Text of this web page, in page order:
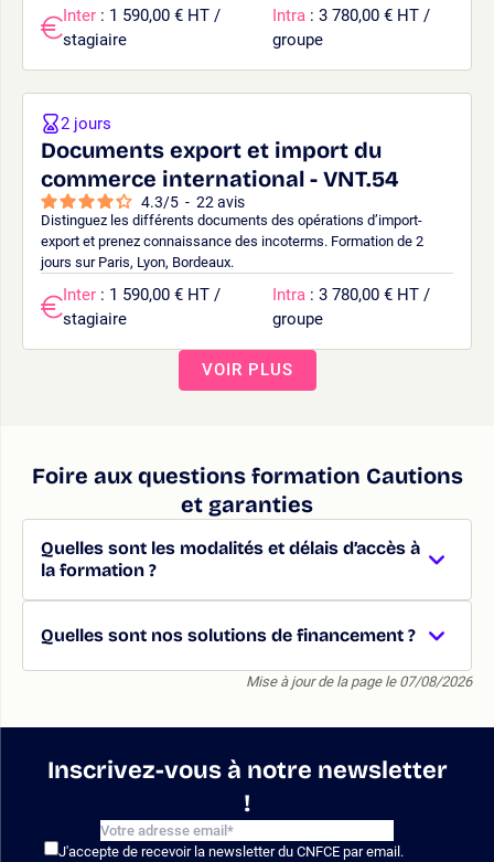
Inter : 1 590,00 € HT /
stagiaire
Intra : 3 780,00 € HT /
groupe
Documents export et import du
commerce international - VNT.54
4.3/5 - 22 avis
Distinguez les différents documents des opérations d’import-
export et prenez connaissance des incoterms. Formation de 2
jours sur Paris, Lyon, Bordeaux.
2 jours
Inter : 1 590,00 € HT /
stagiaire
Intra : 3 780,00 € HT /
groupe
VOIR PLUS
Foire aux questions formation Cautions
et garanties
Quelles sont les modalités et délais d’accès à
la formation ?
Quelles sont nos solutions de financement ?
Mise à jour de la page le 07/08/2026
Inscrivez-vous à notre newsletter
!
J'accepte de recevoir la newsletter du CNFCE par email.